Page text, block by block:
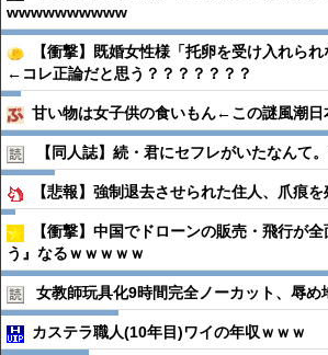
wwwwwwwwww
【衝撃】既婚女性様「托卵を受け入れられ
←コレ正論だと思う？？？？？？？
甘い物は女子供の食いもん←この謎風潮日
【同人誌】続・君にセフレがいたなんて
【悲報】強制退去させられた住人、爪痕
【衝撃】中国でドローンの販売・飛行が
う』なるｗｗｗｗｗ
女教師玩具化9時間完全ノーカット、辱め
カステラ職人(10年目)ワイの年収ｗｗｗ